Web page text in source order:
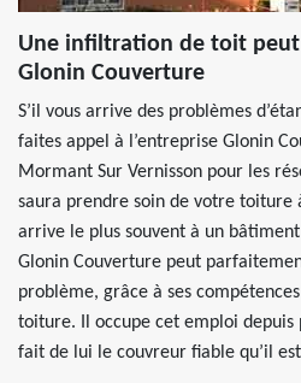
Une infiltration de toit
Glonin Couverture
S’il vous arrive des problèmes
faites appel à l’entreprise Glonin
Mormant Sur Vernisson pour les
saura prendre soin de votre toiture
arrive le plus souvent à un
Glonin Couverture peut
problème, grâce à ses
toiture. Il occupe cet emploi depuis
fait de lui le couvreur fiable qu’il